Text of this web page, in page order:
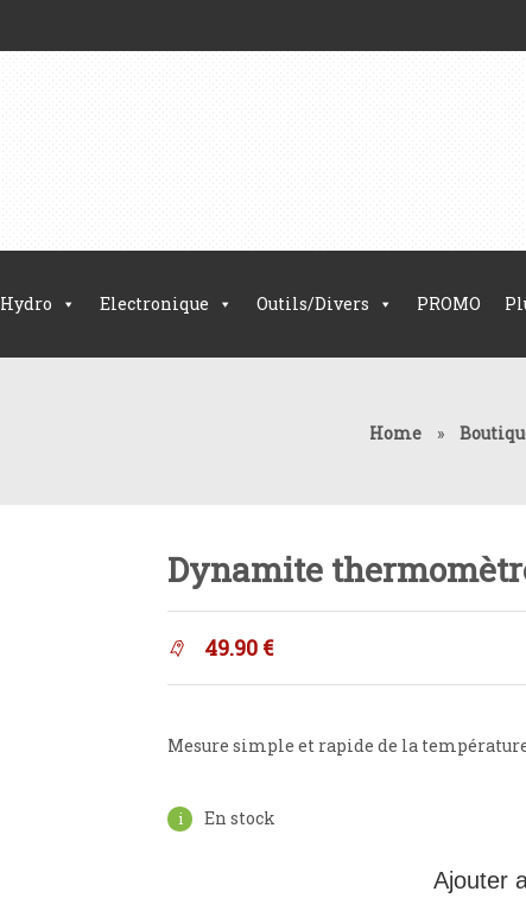
Electronique Outils/Divers PROMO
Home »
Dynamite
49.90 €
Mesure simple et rapide de la température
En stock
Ajouter